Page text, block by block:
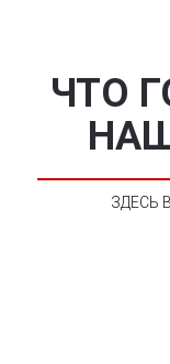
ЧТО
ЗДЕСЬ